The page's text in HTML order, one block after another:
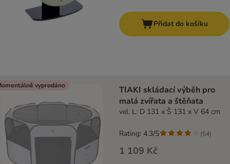
Přidat do košíku
vyprodáno
TIAKI skládací výběh pro
malá zvířata a štěňata
vel. L: D 131 x Š 131 x V 64 cm
1 109 Kč
Rating: 4.3/5 (54)